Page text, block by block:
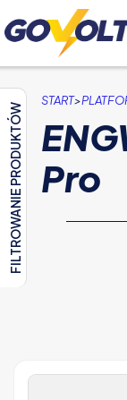
FILTROWANIE PRODUKTÓW
START>
Pro